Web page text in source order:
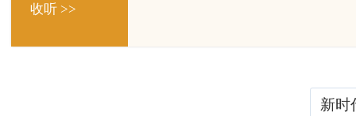
收听 >>
新时